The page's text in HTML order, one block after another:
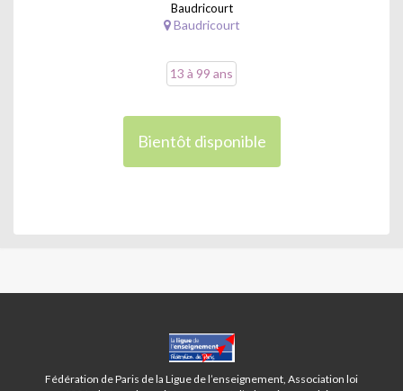
Baudricourt
Baudricourt
13 à 99 ans
Bientôt disponible
CENTRE
BAUDRICOURT-
PARIS
Fédération de Paris de la Ligue de l’enseignement, Association loi